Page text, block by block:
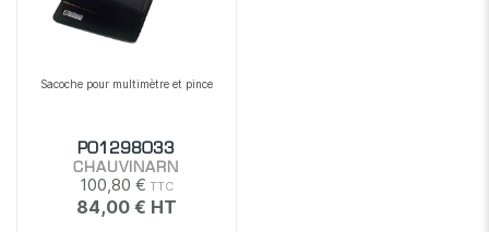
Sacoche pour multimètre et pince
P01298033
CHAUVINARN
100,80 €
84,00 €